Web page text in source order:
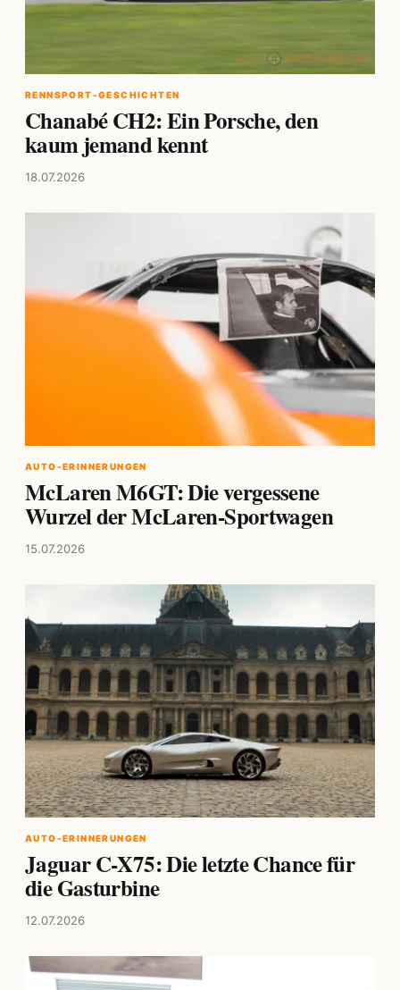
RENNSPORT-GESCHICHTEN
Chanabé CH2: Ein Porsche, den
kaum jemand kennt
18.07.2026
AUTO-ERINNERUNGEN
McLaren M6GT: Die vergessene
Wurzel der McLaren-Sportwagen
15.07.2026
AUTO-ERINNERUNGEN
Jaguar C-X75: Die letzte Chance für
die Gasturbine
12.07.2026